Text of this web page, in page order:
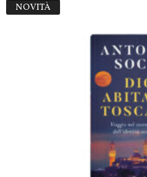
NOVITÀ